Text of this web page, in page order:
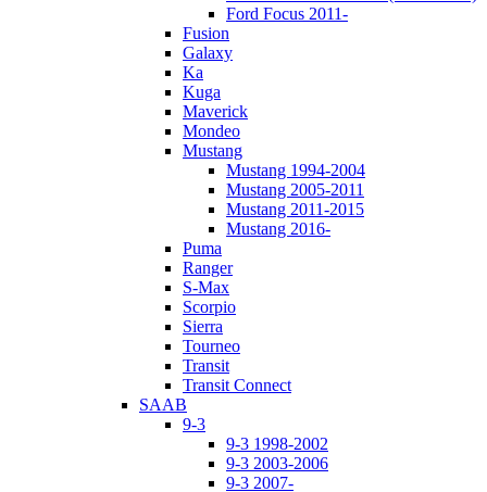
Ford Focus 2011-
Fusion
Galaxy
Ka
Kuga
Maverick
Mondeo
Mustang
Mustang 1994-2004
Mustang 2005-2011
Mustang 2011-2015
Mustang 2016-
Puma
Ranger
S-Max
Scorpio
Sierra
Tourneo
Transit
Transit Connect
SAAB
9-3
9-3 1998-2002
9-3 2003-2006
9-3 2007-